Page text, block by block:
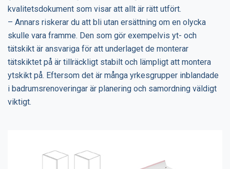
kvalitetsdokument som visar att allt är rätt utfört.
– Annars riskerar du att bli utan ersättning om en olycka
skulle vara framme. Den som gör exempelvis yt- och
tätskikt är ansvariga för att underlaget de monterar
tätskiktet på är tillräckligt stabilt och lämpligt att montera
ytskikt på. Eftersom det är många yrkesgrupper inblandade
i badrumsrenoveringar är planering och samordning väldigt
viktigt.